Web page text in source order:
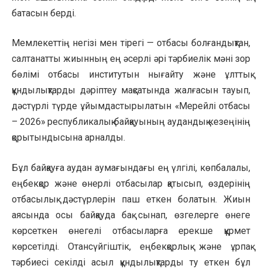
батасын берді.
Мемлекеттің негізі мен тірегі — отбасы болғандықтан,
салтанатты жиынның ең әсерлі әрі тәрбиелік мәні зор
бөлімі отбасы институтын нығайту және ұлттық
құндылықтарды дәріптеу мақсатында жалғасын тауып,
дәстүрлі түрде ұйымдастырылатын «Мерейлі отбасы
– 2026» республикалық байқауының аудандық кезеңінің
қорытындысына арналды.
Бұл байқауға аудан аумағындағы ең үлгілі, көпбалалы,
еңбекқор және өнерлі отбасылар қатысып, өздерінің
отбасылық дәстүрлерін паш еткен болатын. Жиын
аясында осы байқауда бақ сынап, өзгелерге өнеге
көрсеткен өнегелі отбасыларға ерекше құрмет
көрсетілді. Отансүйгіштік, еңбекқорлық және ұрпақ
тәрбиесі секілді асыл құндылықтарды ту еткен бұл